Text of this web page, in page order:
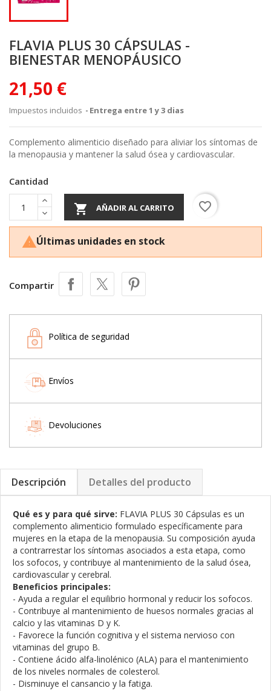
FLAVIA PLUS 30 CÁPSULAS -
BIENESTAR MENOPÁUSICO
21,50 €
Impuestos incluidos Entrega entre 1 y 3 dias
Complemento alimenticio diseñado para aliviar los síntomas de
la menopausia y mantener la salud ósea y cardiovascular.
Cantidad
 AÑADIR AL CARRITO favorite_border
Últimas unidades en stock
Compartir
Política de seguridad
Envíos
Devoluciones
Descripción Detalles del producto
Qué es y para qué sirve: FLAVIA PLUS 30 Cápsulas es un
complemento alimenticio formulado específicamente para
mujeres en la etapa de la menopausia. Su composición ayuda
a contrarrestar los síntomas asociados a esta etapa, como
los sofocos, y contribuye al mantenimiento de la salud ósea,
cardiovascular y cerebral.
Beneficios principales:
- Ayuda a regular el equilibrio hormonal y reducir los sofocos.
- Contribuye al mantenimiento de huesos normales gracias al
calcio y las vitaminas D y K.
- Favorece la función cognitiva y el sistema nervioso con
vitaminas del grupo B.
- Contiene ácido alfa-linolénico (ALA) para el mantenimiento
de los niveles normales de colesterol.
- Disminuye el cansancio y la fatiga.